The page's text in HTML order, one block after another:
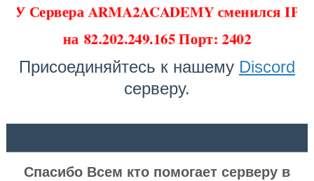
У Сервера ARMA2ACADEMY сменился IP
на 82.202.249.165 Порт: 2402
Присоединяйтесь к нашему Discord
серверу.
Спасибо Всем кто помогает серверу в